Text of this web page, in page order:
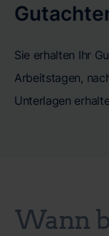
Sie erhalten Ihr
Arbeitstagen,
Unterlagen
Wann